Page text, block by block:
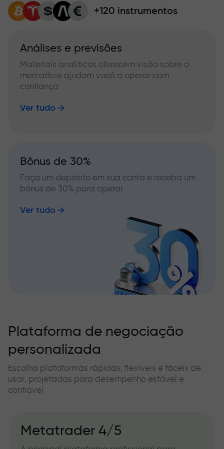
+120 instrumentos
Análises e previsões
Materiais analíticos oferecem visão sobre o
mercado e ajudam você a operar com
confiança
Ver tudo
Bônus de 30%
Faça um depósito em sua conta e receba um
bônus de 30% para operar
Ver tudo
Plataforma de negociação
personalizada
Escolha plataformas rápidas, flexíveis e fáceis de
usar, projetadas para desempenho estável e
confiável
Metatrader 4/5